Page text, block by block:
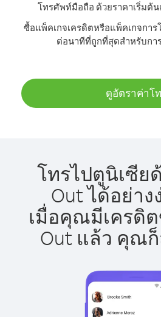
โทรศัพท์มือถือ ด้วยราคาเริ่มต้น
ซื้อแพ็คเกจเครดิตหรือแพ็คเกจการ
ต่อนาทีที่ถูกที่สุดสำหรับกา
ดูอัตราค่าโ
โทรไปตูนิเซีย
Out ได้อย่าง
เมื่อคุณมีเครดิ
Out แล้ว คุณ